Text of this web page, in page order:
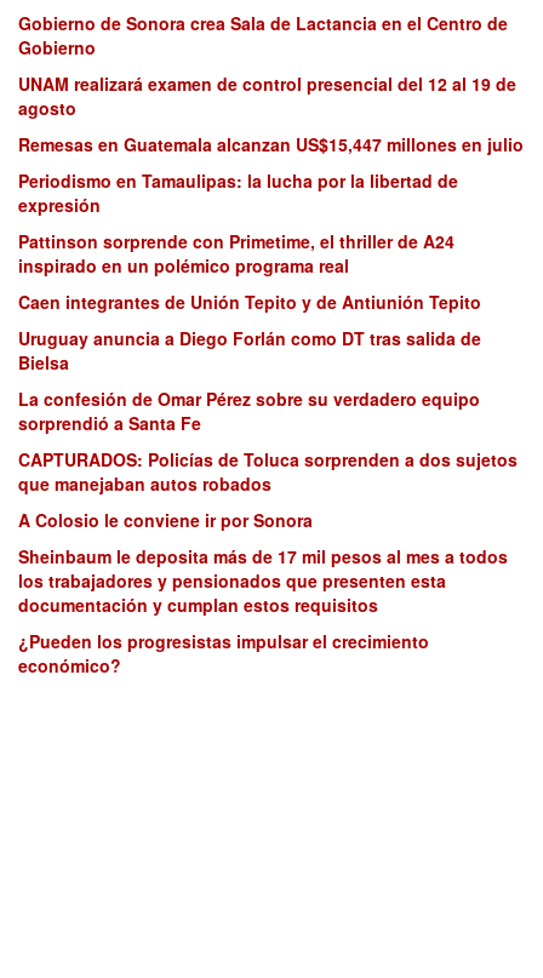
Gobierno de Sonora crea Sala de Lactancia en el Centro de
Gobierno
UNAM realizará examen de control presencial del 12 al 19 de
agosto
Remesas en Guatemala alcanzan US$15,447 millones en julio
Periodismo en Tamaulipas: la lucha por la libertad de
expresión
Pattinson sorprende con Primetime, el thriller de A24
inspirado en un polémico programa real
Caen integrantes de Unión Tepito y de Antiunión Tepito
Uruguay anuncia a Diego Forlán como DT tras salida de
Bielsa
La confesión de Omar Pérez sobre su verdadero equipo
sorprendió a Santa Fe
CAPTURADOS: Policías de Toluca sorprenden a dos sujetos
que manejaban autos robados
A Colosio le conviene ir por Sonora
Sheinbaum le deposita más de 17 mil pesos al mes a todos
los trabajadores y pensionados que presenten esta
documentación y cumplan estos requisitos
¿Pueden los progresistas impulsar el crecimiento
económico?